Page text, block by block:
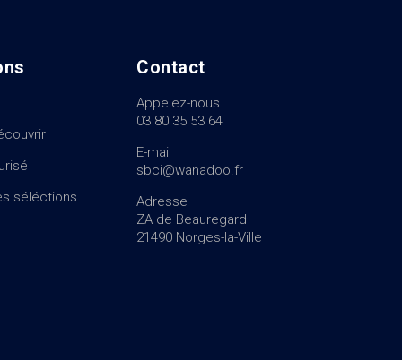
séléctions
Contact
Appelez-nous
03 80 35 53 64
E-mail
sbci@wanadoo.fr
Adresse
ZA de Beauregard
21490 Norges-la-Ville